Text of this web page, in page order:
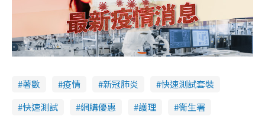
著數 疫情 新冠肺炎
快速測試套裝
快速測試
網購優惠 護理
衞生署